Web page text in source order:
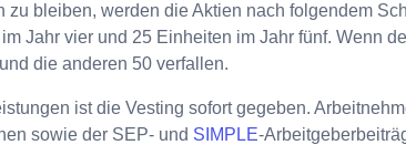
zu bleiben, werden die Aktien nach folgendem
Jahr vier und 25 Einheiten im Jahr fünf. Wenn
die anderen 50 verfallen.
ist die Vesting sofort gegeben.
sowie der SEP- und SIMPLE-